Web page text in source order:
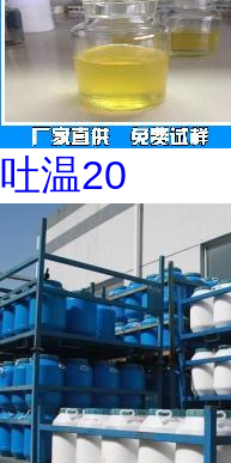
吐温20